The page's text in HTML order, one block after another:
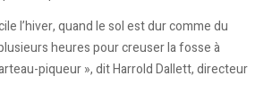
l’hiver, quand le sol est dur comme du
heures pour creuser la fosse à
piqueur », dit Harrold Dallett, directeur